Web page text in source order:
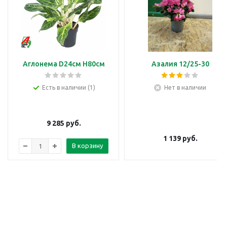
Аглонема D24см H80см
Есть в наличии (1)
9 285 руб.
В корзину
Азалия 12/25-30
Нет в наличии
1 139руб.